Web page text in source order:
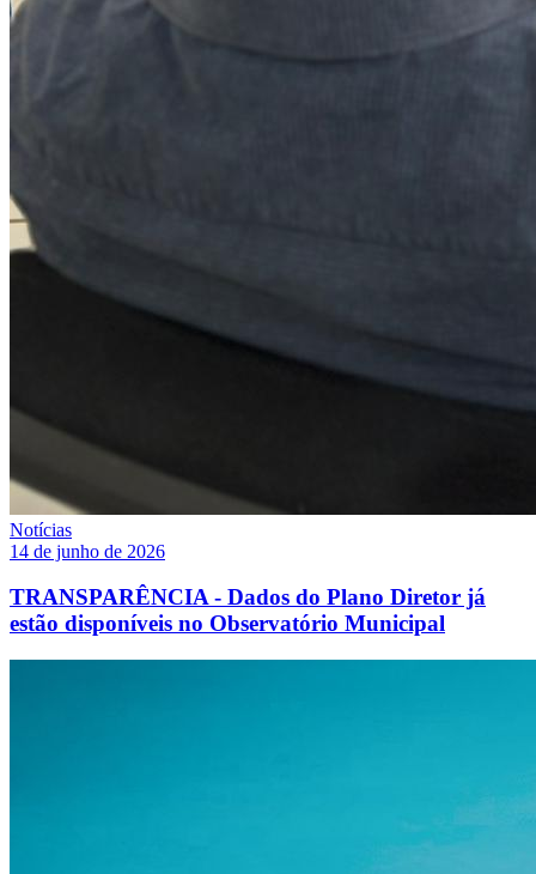
Notícias
14 de junho de 2026
TRANSPARÊNCIA - Dados do Plano Diretor já
estão disponíveis no Observatório Municipal